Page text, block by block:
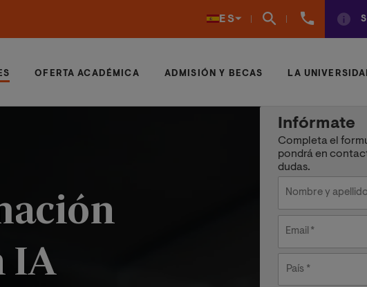
ES
960
OFERTA ACADÉMICA ADMISIÓN Y BECAS LA
IA
Infórmate
Completa el
pondrá en
dudas.
Nombre y
Email
País *